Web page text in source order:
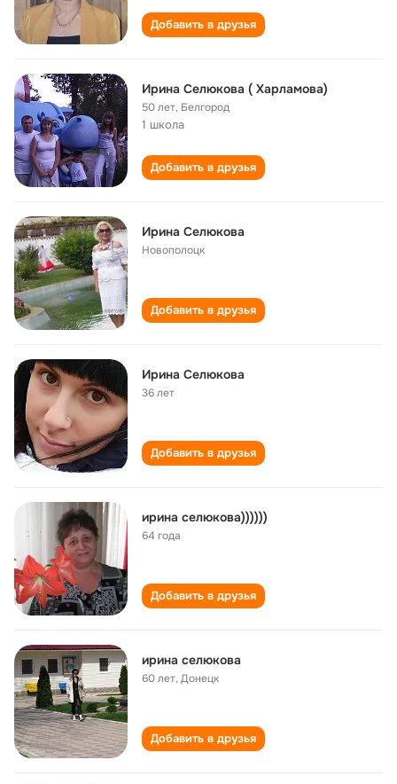
Добавить в друзья
Ирина Селюкова ( Харламова)
50 лет, Белгород
1 школа
Добавить в друзья
Ирина Селюкова
Новополоцк
Добавить в друзья
Ирина Селюкова
36 лет
Добавить в друзья
ирина селюкова))))))
64 года
Добавить в друзья
ирина селюкова
60 лет,Донецк
Добавить в друзья